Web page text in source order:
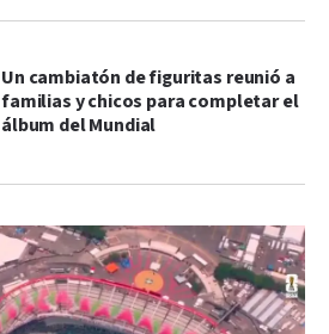
Un cambiatón de figuritas reunió a
familias y chicos para completar el
álbum del Mundial